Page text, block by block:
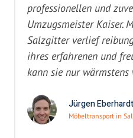
professionellen und
Umzugsmeister Kaiser.
Salzgitter verlief
ihres erfahrenen und
kann sie nur
Jürgen Eberhardt
Möbeltransport in